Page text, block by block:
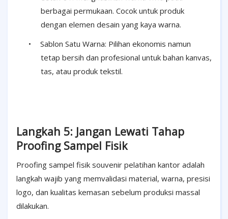
berbagai permukaan. Cocok untuk produk
dengan elemen desain yang kaya warna.
•
Sablon Satu Warna: Pilihan ekonomis namun
tetap bersih dan profesional untuk bahan kanvas,
tas, atau produk tekstil.
Langkah 5: Jangan Lewati Tahap
Proofing Sampel Fisik
Proofing sampel fisik souvenir pelatihan kantor adalah
langkah wajib yang memvalidasi material, warna, presisi
logo, dan kualitas kemasan sebelum produksi massal
dilakukan.